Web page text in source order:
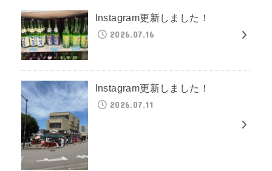
Instagram更新しました！
2026.07.16
Instagram更新しました！
2026.07.11